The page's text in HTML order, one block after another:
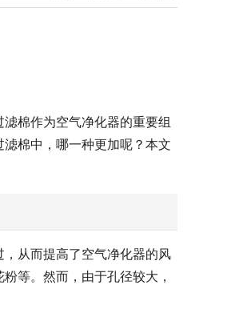
棉作为空气净化器的重要组
棉中，哪一种更加呢？本文
从而提高了空气净化器的风
等。然而，由于孔径较大，